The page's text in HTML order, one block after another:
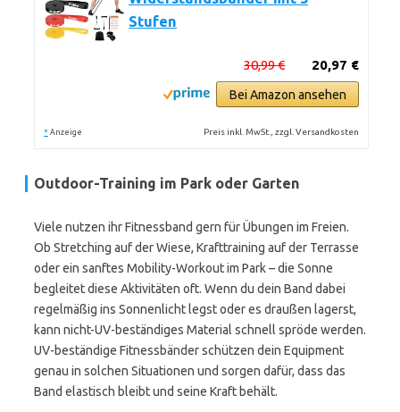
Stufen
20,97 €
30,99 €
Bei Amazon ansehen
* Anzeige Preis inkl. MwSt., zzgl. Versandkosten
Outdoor-Training im Park oder Garten
Viele nutzen ihr Fitnessband gern für Übungen im Freien.
Ob Stretching auf der Wiese, Krafttraining auf der Terrasse
oder ein sanftes Mobility-Workout im Park – die Sonne
begleitet diese Aktivitäten oft. Wenn du dein Band dabei
regelmäßig ins Sonnenlicht legst oder es draußen lagerst,
kann nicht-UV-beständiges Material schnell spröde werden.
UV-beständige Fitnessbänder schützen dein Equipment
genau in solchen Situationen und sorgen dafür, dass das
Band elastisch bleibt und seine Kraft behält.